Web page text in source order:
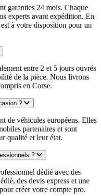
garanties 24 mois. Chaque
experts avant expédition. En
à votre disposition pour un
entre 2 et 5 jours ouvrés
de la pièce. Nous livrons
en Corse.
?
de véhicules européens. Elles
partenaires et sont
qualité et leur état.
?
dédié avec des
des devis express et une
créer votre compte pro.